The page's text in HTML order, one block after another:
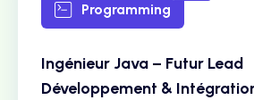
Programming
Ingénieur Java – Futur Lead
Développement &